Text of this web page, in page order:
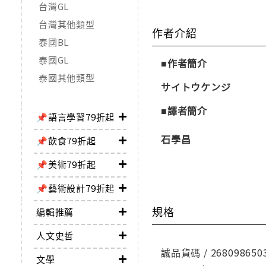
台灣GL
台灣其他類型
泰國BL
泰國GL
泰國其他類型
📌語言學習79折起
📌飲食79折起
📌美術79折起
📌藝術設計79折起
編輯推薦
人文史哲
文學
作者介紹
■作者簡介
サイトウケンジ
■譯者簡介
石學昌
規格
誠品貨碼 /